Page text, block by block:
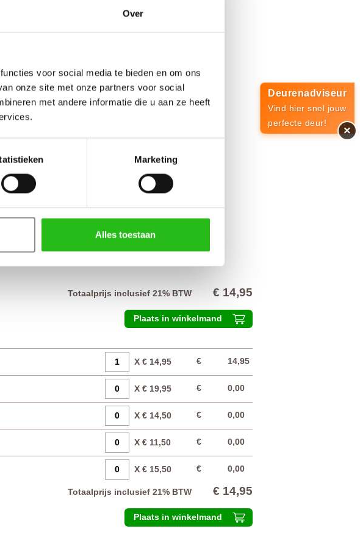
Over
voor social media te bieden en om ons
onze site met onze partners voor social
met andere informatie die u aan ze heeft
Marketing
Alles toestaan
Totaalprijs inclusief 21% BTW € 14,95
Plaats in winkelmand
X € 14,95 € 14,95
X € 19,95 € 0,00
X € 14,50 € 0,00
X € 11,50 € 0,00
X € 15,50 € 0,00
Totaalprijs inclusief 21% BTW € 14,95
Plaats in winkelmand
Deurenadviseur
Vind hier snel jouw
perfecte deur!
×